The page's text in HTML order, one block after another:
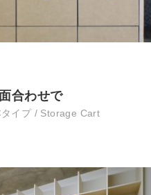
合わせで
イプ / Storage Cart